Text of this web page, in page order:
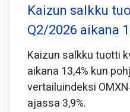
Kaizun salkku
Q2/2026 aikana
Kaizun salkku tuotti
aikana 13,4% kun
vertailuindeksi
ajassa 3,9%.